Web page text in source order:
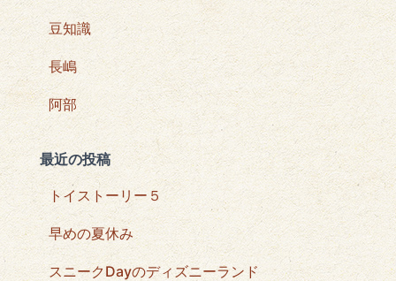
豆知識
長嶋
阿部
最近の投稿
トイストーリー５
早めの夏休み
スニークDayのディズニーランド